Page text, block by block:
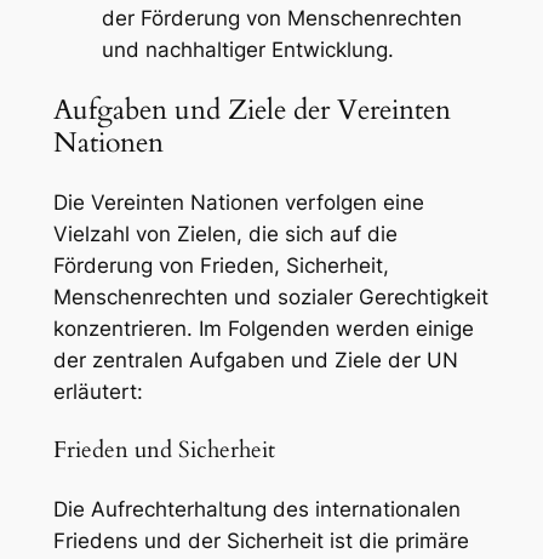
der Förderung von Menschenrechten
und nachhaltiger Entwicklung.
Aufgaben und Ziele der Vereinten
Nationen
Die Vereinten Nationen verfolgen eine
Vielzahl von Zielen, die sich auf die
Förderung von Frieden, Sicherheit,
Menschenrechten und sozialer Gerechtigkeit
konzentrieren. Im Folgenden werden einige
der zentralen Aufgaben und Ziele der UN
erläutert:
Frieden und Sicherheit
Die Aufrechterhaltung des internationalen
Friedens und der Sicherheit ist die primäre